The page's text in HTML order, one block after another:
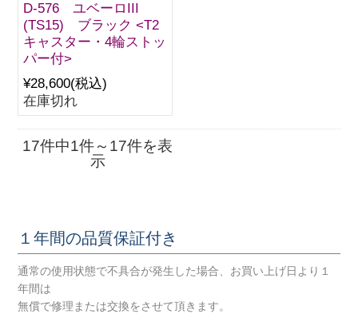
D-576 ユベーロIII
(TS15) ブラック <T2
キャスター・4輪ストッ
パー付>
¥28,600(税込)
在庫切れ
17件中1件～17件を表
示
１年間の品質保証付き
通常の使用状態で不具合が発生した場合、お買い上げ日より１
年間は
無償で修理または交換をさせて頂きます。